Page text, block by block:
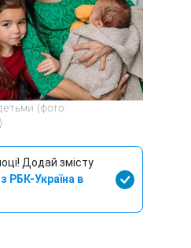
(фото:
Додай змісту
РБК-Україна в